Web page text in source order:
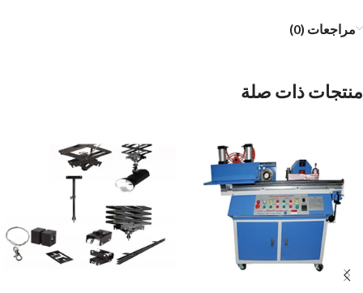
مراجعات (0)
منتجات ذات صلة